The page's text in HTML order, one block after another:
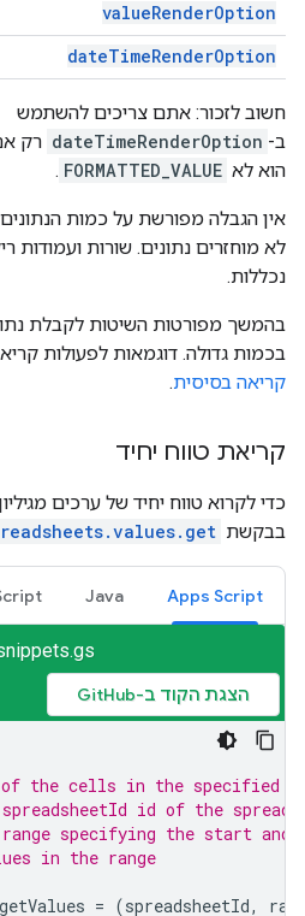
valueRenderOption
dateTimeRenderOption
חשוב לזכור: אתם צריכים להשתמש
ב- dateTimeRenderOption רק
הוא לא FORMATTED_VALUE
.
אין הגבלה מפורשת על כמות
לא מוחזרים נתונים. שורות ועמודות
נכללות.
בהמשך מפורטות השיטות לקבלת
בכמות גדולה. דוגמאות לפעולות
קריאה בסיסית.
קריאת טווח יחיד
כדי לקרוא טווח יחיד של ערכים
בבקשת
Apps Script
Java
הצגת הקוד ב-GitHub
the cells in the specified
id of the
specifying the start and
in the range
getValues = (spreadsheetId,